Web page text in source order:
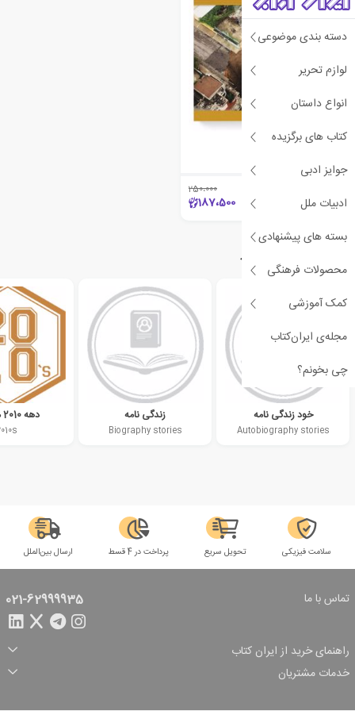
دسته بندی موضوعی
لوازم تحریر
انواع داستان
کتاب های برگزیده
جوایز ادبی
ادبیات ملل
بسته های پیشنهادی
محصولات فرهنگی
کمک آموزشی
مجله‌ی ایران‌کتاب
چی بخونم؟
مهندسی ژئوتکنیک
250،000
187،500
دسته‌بندی‌های مرتبط
خود زندگی نامه
Autobiography stories
زندگی نامه
Biography stories
دهه 2010 میلادی
سلامت فیزیکی تحویل سریع پرداخت در 4 قسط ارسال بین‌الملل
تماس با ما 021-62999935
راهنمای خرید از ایران کتاب
ثبت سفارش
شرایط ارسال سفارش
شیوه پرداخت
تخفیف‌های خرید
خدمات مشتریان